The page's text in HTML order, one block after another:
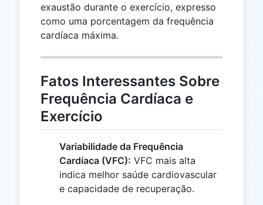
exaustão durante o exercício, expresso
como uma porcentagem da frequência
cardíaca máxima.
Fatos Interessantes Sobre
Frequência Cardíaca e
Exercício
Variabilidade da Frequência
Cardíaca (VFC): VFC mais alta
indica melhor saúde cardiovascular
e capacidade de recuperação.